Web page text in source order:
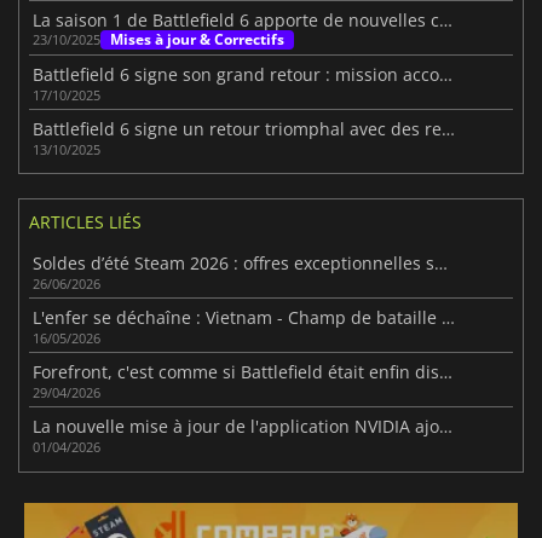
La saison 1 de Battlefield 6 apporte de nouvelles cartes, de nouveaux modes et de nouvelles armes
23/10/2025 Mises à jour & Correctifs
Battlefield 6 signe son grand retour : mission accomplie
17/10/2025
Battlefield 6 signe un retour triomphal avec des records au lancement
13/10/2025
ARTICLES LIÉS
Soldes d’été Steam 2026 : offres exceptionnelles sur milliers de jeux
26/06/2026
L'enfer se déchaîne : Vietnam - Champ de bataille de la jungle suffocante
16/05/2026
Forefront, c'est comme si Battlefield était enfin disponible en VR
29/04/2026
La nouvelle mise à jour de l'application NVIDIA ajoute DLSS 4.5 Dynamic Multi Frame Generation et bien d'autres choses encore.
01/04/2026